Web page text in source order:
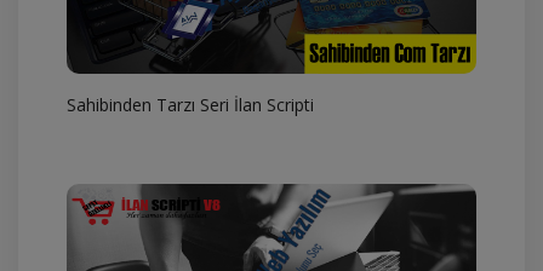
Sahibinden Tarzı Seri İlan Scripti